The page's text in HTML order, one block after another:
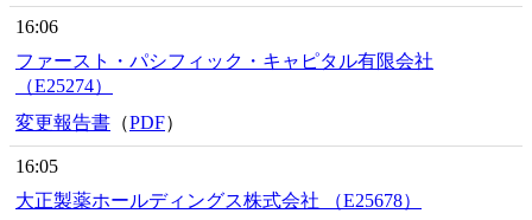
16:06
ファースト・パシフィック・キャピタル有限会社
（E25274）
変更報告書 （PDF）
16:05
大正製薬ホールディングス株式会社 （E25678）